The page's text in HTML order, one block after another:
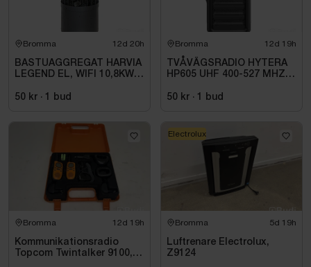
Bromma 12d 20h
BASTUAGGREGAT HARVIA
LEGEND EL, WIFI 10,8KW
50 kr · 1 bud
Bromma 12d 19h
TVÅVÄGSRADIO HYTERA
HP605 UHF 400-527 MHZ
50 kr · 1 bud
Bromma 12d 19h
Kommunikationsradio
Topcom Twintalker 9100, 2
Bromma 5d 19h
Luftrenare Electrolux,
Z9124
Electrolux